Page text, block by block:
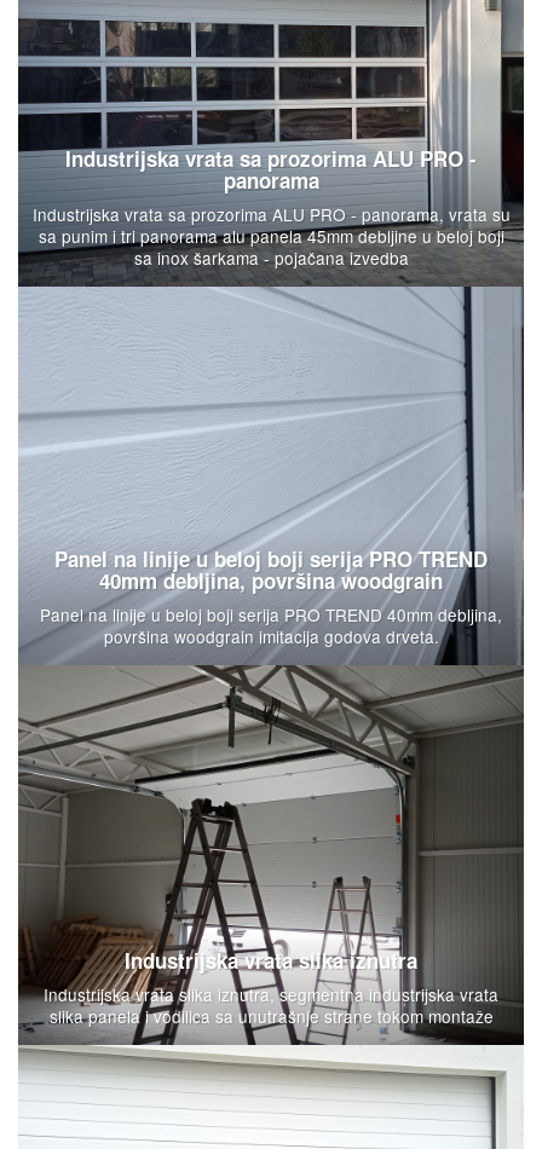
Industrijska vrata sa prozorima ALU PRO -
panorama
Industrijska vrata sa prozorima ALU PRO - panorama, vrata su
sa punim i tri panorama alu panela 45mm debljine u beloj boji
sa inox šarkama - pojačana izvedba
Panel na linije u beloj boji serija PRO TREND
40mm debljina, površina woodgrain
Panel na linije u beloj boji serija PRO TREND 40mm debljina,
površina woodgrain imitacija godova drveta.
Industrijska vrata slika iznutra
Industrijska vrata slika iznutra, segmentna industrijska vrata
slika panela i vodilica sa unutrašnje strane tokom montaže